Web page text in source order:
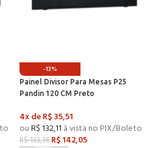
-13%
Painel Divisor Para Mesas P25
Pandin 120 CM Preto
4x deR$35,51
ouR$132,11 à vista no PIX/Boleto
R$163,36 R$142,05